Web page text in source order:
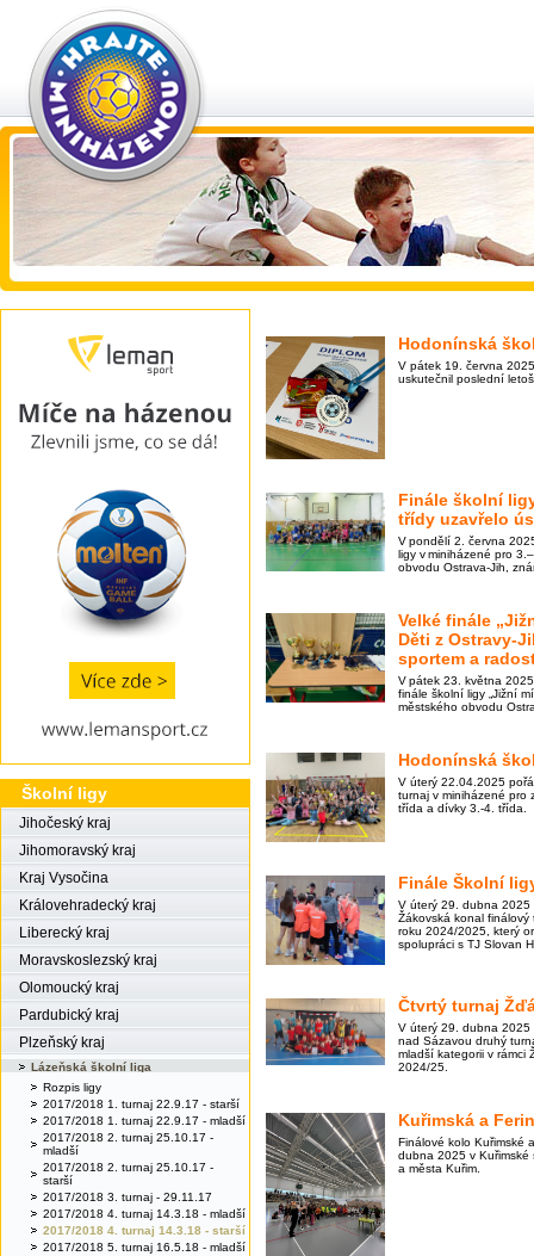
Školní ligy
Jihočeský kraj
Jihomoravský kraj
Kraj Vysočina
Královehradecký kraj
Liberecký kraj
Moravskoslezský kraj
Olomoucký kraj
Pardubický kraj
Plzeňský kraj
Lázeňská školní liga
Rozpis ligy
2017/2018 1. turnaj 22.9.17 - starší
2017/2018 1. turnaj 22.9.17 - mladší
2017/2018 2. turnaj 25.10.17 -
mladší
2017/2018 2. turnaj 25.10.17 -
starší
2017/2018 3. turnaj - 29.11.17
2017/2018 4. turnaj 14.3.18 - mladší
2017/2018 4. turnaj 14.3.18 - starší
2017/2018 5. turnaj 16.5.18 - mladší
Hodonínská
V pátek 19. června
uskutečnil poslední
Finále školní
třídy uzavřelo
V pondělí 2. června
ligy v miniházené pro
obvodu Ostrava-Jih,
Velké finále
Děti z Ostravy-
sportem a
V pátek 23. května
finále školní ligy „Jižní
městského obvodu
Hodonínská
V úterý 22.04.2025
turnaj v miniházené pro
třída a dívky 3.-4. třída.
Finále Školní
V úterý 29. dubna
Žákovská konal
roku 2024/2025, který
spolupráci s TJ Slovan
Čtvrtý turnaj
V úterý 29. dubna 2025
nad Sázavou druhý
mladší kategorii v rámci
2024/25.
Kuřimská a
Finálové kolo Kuřimské
dubna 2025 v Kuřimské
a města Kuřim.